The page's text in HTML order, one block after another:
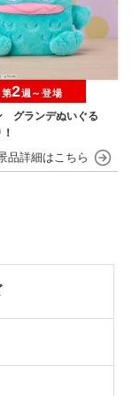
グランデぬいぐる
第2週～登場